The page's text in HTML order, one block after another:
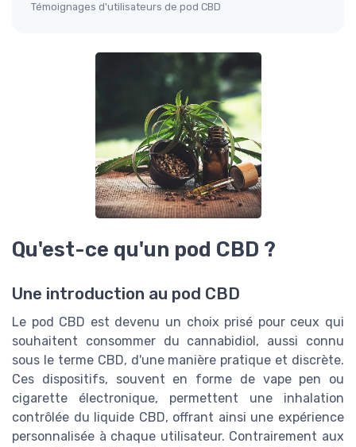
Témoignages d'utilisateurs de pod CBD
Qu'est-ce qu'un pod CBD ?
Une introduction au pod CBD
Le pod CBD est devenu un choix prisé pour ceux qui
souhaitent consommer du cannabidiol, aussi connu
sous le terme CBD, d'une manière pratique et discrète.
Ces dispositifs, souvent en forme de vape pen ou
cigarette électronique, permettent une inhalation
contrôlée du liquide CBD, offrant ainsi une expérience
personnalisée à chaque utilisateur. Contrairement aux